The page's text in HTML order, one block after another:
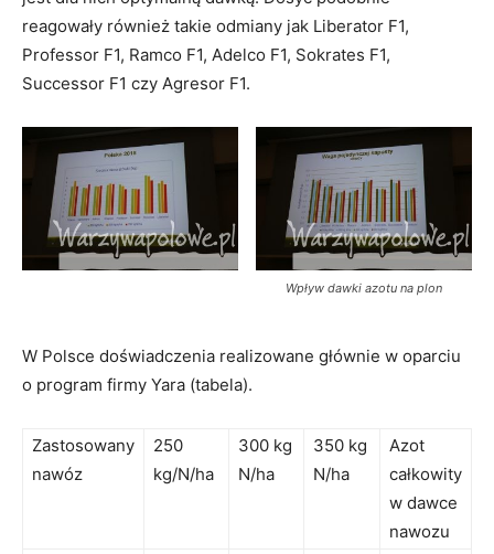
reagowały również takie odmiany jak Liberator F1,
Professor F1, Ramco F1, Adelco F1, Sokrates F1,
Successor F1 czy Agresor F1.
Wpływ dawki azotu na plon
W Polsce doświadczenia realizowane głównie w oparciu
o program firmy Yara (tabela).
Zastosowany
nawóz
250
kg/N/ha
300 kg
N/ha
350 kg
N/ha
Azot
całkowity
w dawce
nawozu